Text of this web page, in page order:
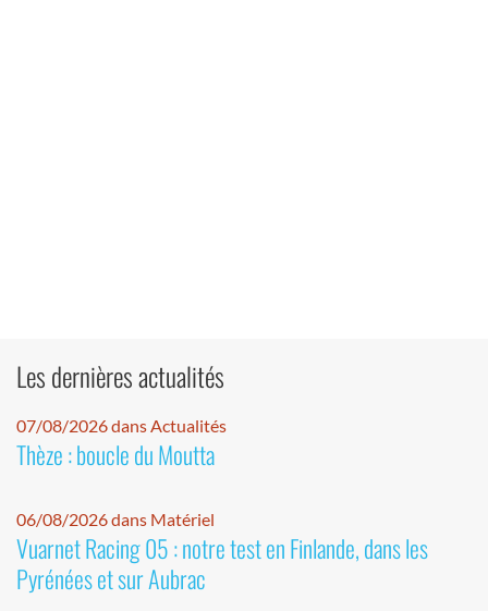
Les dernières actualités
07/08/2026 dans Actualités
Thèze : boucle du Moutta
06/08/2026 dans Matériel
Vuarnet Racing 05 : notre test en Finlande, dans les
Pyrénées et sur Aubrac